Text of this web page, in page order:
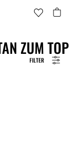
FILTER
ZUM TOP